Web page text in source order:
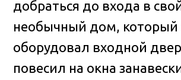
добраться до входа в
необычный дом, который
оборудовал входной
повесил на окна